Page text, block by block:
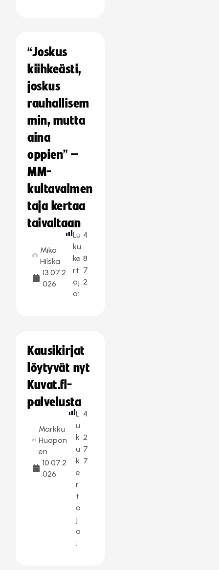
“Joskus
kiihkeästi,
joskus
rauhallisem
min, mutta
aina
oppien” –
MM-
kultavalmen
taja kertaa
taivaltaan
Mika
Hilska
13.07.2
026
Lu
ku
ke
rt
oj
a:
4
8
7
2
Kausikirjat
löytyvät nyt
Kuvat.fi-
palvelusta
Markku
Huopon
en
10.07.2
026
L
u
k
u
k
e
r
t
o
j
a
:
4
2
7
7